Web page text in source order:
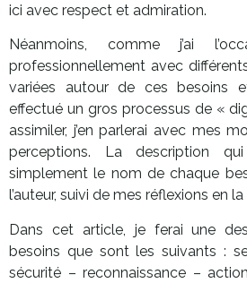
ici avec respect et admiration.
Néanmoins, comme j’ai
professionnellement avec
variées autour de ces besoins
effectué un gros processus de «
assimiler, j’en parlerai avec mes
perceptions. La description
simplement le nom de chaque
l’auteur, suivi de mes réflexions en
Dans cet article, je ferai une
besoins que sont les suivants :
sécurité – reconnaissance –